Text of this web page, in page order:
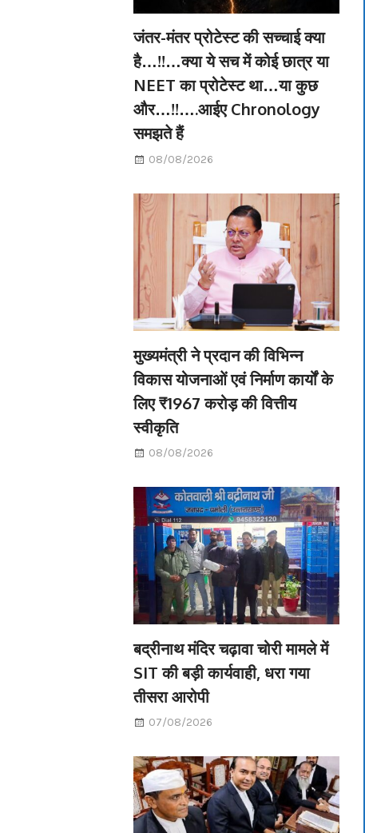
जंतर-मंतर प्रोटेस्ट की सच्चाई क्या
है…!!…क्या ये सच में कोई छात्र या
NEET का प्रोटेस्ट था…या कुछ
और…!!….आईए Chronology
समझते हैं
08/08/2026
मुख्यमंत्री ने प्रदान की विभिन्न
विकास योजनाओं एवं निर्माण कार्यों के
लिए ₹1967 करोड़ की वित्तीय
स्वीकृति
08/08/2026
बद्रीनाथ मंदिर चढ़ावा चोरी मामले में
SIT की बड़ी कार्यवाही, धरा गया
तीसरा आरोपी
07/08/2026